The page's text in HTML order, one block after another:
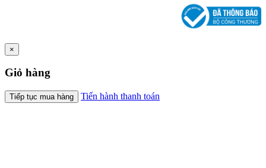
×
Giỏ hàng
Tiếp tục mua hàng Tiến hành thanh toán